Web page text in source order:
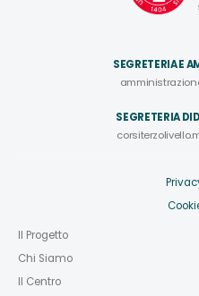
SEGRETERIA E
SEGRETERIA
Il Progetto
Chi Siamo
Il Centro